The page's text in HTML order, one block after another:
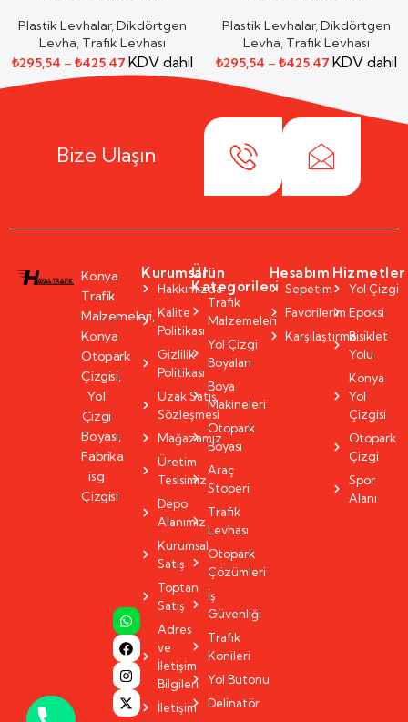
Plastik Levhalar,Dikdörtgen
Levha, Trafik Levhası
₺295,54 – ₺425,47 KDV dahil
Plastik Levhalar,Dikdörtgen
Levha, Trafik Levhası
₺295,54 – ₺425,47 KDV dahil
Bize Ulaşın
Konya
Trafik
Malzemeleri,
Konya
Otopark
Çizgisi,
Yol
Çizgi
Boyası,
Fabrika
isg
Çizgisi
Kurumsal
Hakkımızda
Kalite
Politikası
Gizlilik
Politikası
Uzak Satış
Sözleşmesi
Mağazamız
Üretim
Tesisimiz
Depo
Alanımız
Kurumsal
Satış
Toptan
Satış
Adres
ve
İletişim
Bilgileri
İletişim
Ürün
Kategorileri
Trafik
Malzemeleri
Yol Çizgi
Boyaları
Boya
Makineleri
Otopark
Boyası
Araç
Stoperi
Trafik
Levhası
Otopark
Çözümleri
İş
Güvenliği
Trafik
Konileri
Yol Butonu
Delinatör
Hesabım
Sepetim
Favorilerim
Karşılaştırma
Hizmetler
Yol Çizgi
Epoksi
Bisiklet
Yolu
Konya
Yol
Çizgisi
Otopark
Çizgi
Spor
Alanı